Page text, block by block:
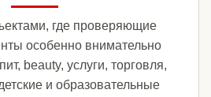
где проверяющие
особенно внимательно
beauty, услуги, торговля,
и образовательные